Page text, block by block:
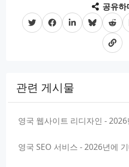
공유하
관련 게시물
영국 웹사이트 리디자인 -
영국 SEO 서비스 - 2026년에